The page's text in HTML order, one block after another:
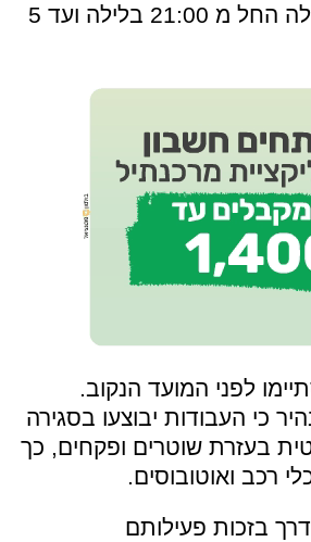
יבוצעו בשעות הלילה החל מ 21:00 בלילה ועד 5
לפני המועד הנקוב.
כי העבודות יבוצעו בסגירה
בעזרת שוטרים ופקחים, כך
רכב ואוטובוסים.
בזכות פעילותם